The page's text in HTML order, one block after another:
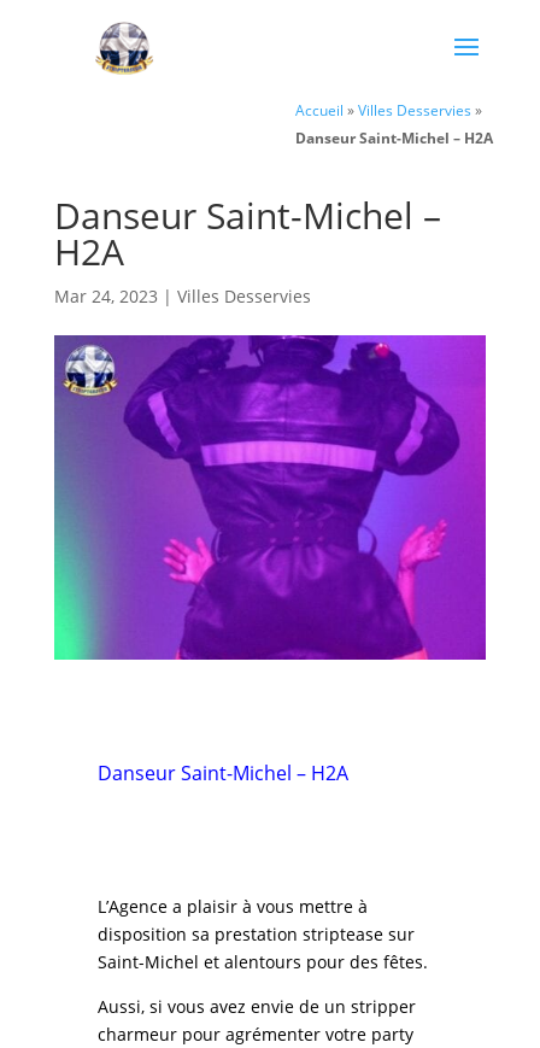
Accueil »Villes Desservies »
Danseur Saint-Michel – H2A
Danseur Saint-Michel –
H2A
Mar 24, 2023 | Villes Desservies
Danseur Saint-Michel – H2A
L’Agence a plaisir à vous mettre à
disposition sa prestation striptease sur
Saint-Michel et alentours pour des fêtes.
Aussi, si vous avez envie de un stripper
charmeur pour agrémenter votre party